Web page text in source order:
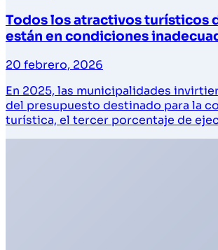
Todos los atractivos turísticos
están en condiciones
20 febrero, 2026
En 2025, las municipalidades
del presupuesto destinado para la
turística, el tercer porcentaje de